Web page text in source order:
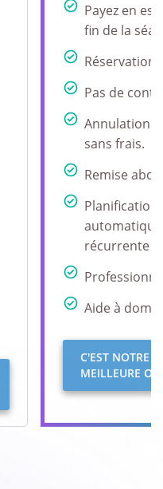
Payez en
fin de la
Réservation
Pas de
Annulation
sans frais.
Remise
Planification
automatique
récurrente
Aide à
C'EST NOTRE
MEILLEURE